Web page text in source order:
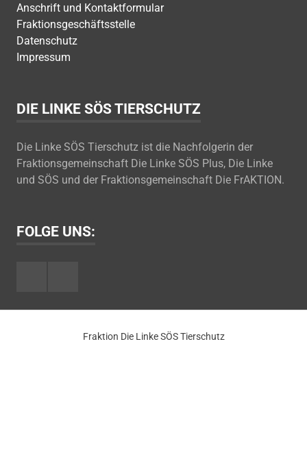
Anschrift und Kontaktformular
Fraktionsgeschäftsstelle
Datenschutz
Impressum
DIE LINKE SÖS TIERSCHUTZ
Die Linke SÖS Tierschutz ist die Nachfolgerin der
Fraktionsgemeinschaft Die Linke SÖS Plus, Die Linke
und SÖS und der Fraktionsgemeinschaft Die FrAKTION.
FOLGE UNS:
Fraktion Die Linke SÖS Tierschutz